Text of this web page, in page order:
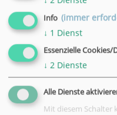
Datum
01.03.2027
Uhrzeit
18:30 - 19:15 Uhr
Grundschule am
Südring 25
Info (immer
↓ 1 Dienst
Essenzielle Cookies/
↓ 2 Dienste
Alle Dienste
Mit diesem Schalter